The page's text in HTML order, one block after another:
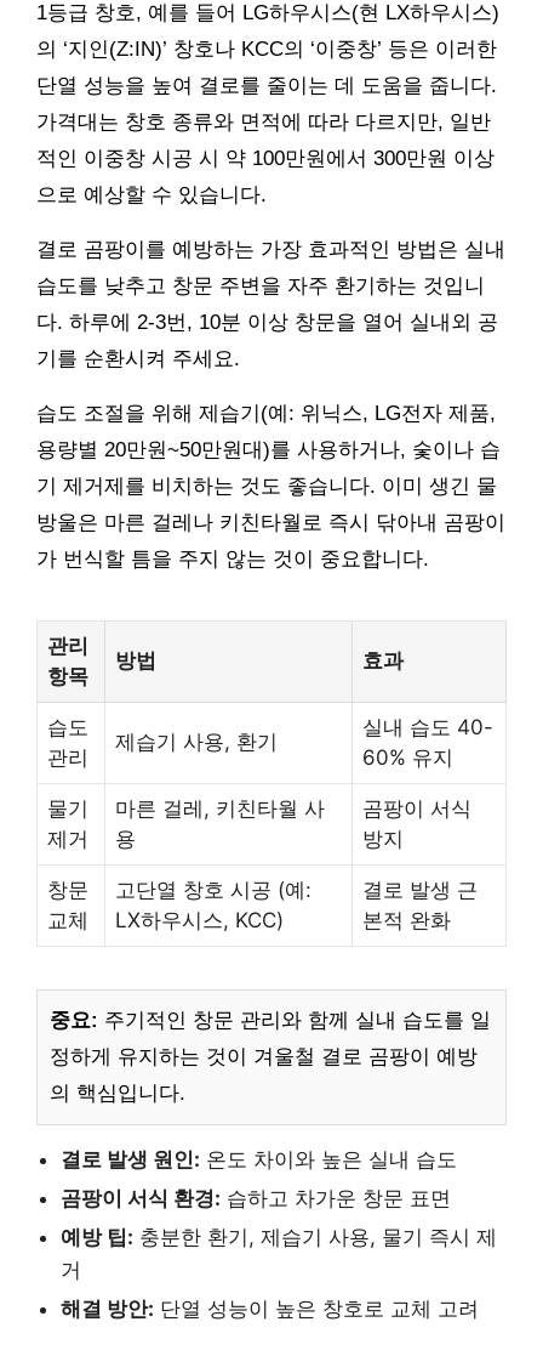
1등급 창호, 예를 들어 LG하우시스(현 LX하우시스)
의 ‘지인(Z:IN)’ 창호나 KCC의 ‘이중창’ 등은 이러한
단열 성능을 높여 결로를 줄이는 데 도움을 줍니다.
가격대는 창호 종류와 면적에 따라 다르지만, 일반
적인 이중창 시공 시 약 100만원에서 300만원 이상
으로 예상할 수 있습니다.
결로 곰팡이를 예방하는 가장 효과적인 방법은 실내
습도를 낮추고 창문 주변을 자주 환기하는 것입니
다. 하루에 2-3번, 10분 이상 창문을 열어 실내외 공
기를 순환시켜 주세요.
습도 조절을 위해 제습기(예: 위닉스, LG전자 제품,
용량별 20만원~50만원대)를 사용하거나, 숯이나 습
기 제거제를 비치하는 것도 좋습니다. 이미 생긴 물
방울은 마른 걸레나 키친타월로 즉시 닦아내 곰팡이
가 번식할 틈을 주지 않는 것이 중요합니다.
관리
항목
방법 효과
습도
관리
제습기 사용, 환기
실내 습도 40-
60% 유지
물기
제거
마른 걸레, 키친타월 사
용
곰팡이 서식
방지
창문
교체
고단열 창호 시공 (예:
LX하우시스, KCC)
결로 발생 근
본적 완화
중요: 주기적인 창문 관리와 함께 실내 습도를 일
정하게 유지하는 것이 겨울철 결로 곰팡이 예방
의 핵심입니다.
결로 발생 원인: 온도 차이와 높은 실내 습도
곰팡이 서식 환경: 습하고 차가운 창문 표면
예방 팁: 충분한 환기, 제습기 사용, 물기 즉시 제
거
해결 방안: 단열 성능이 높은 창호로 교체 고려